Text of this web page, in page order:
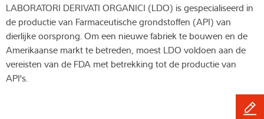
LABORATORI DERIVATI ORGANICI (LDO) is gespecialiseerd in
de productie van Farmaceutische grondstoffen (API) van
dierlijke oorsprong. Om een nieuwe fabriek te bouwen en de
Amerikaanse markt te betreden, moest LDO voldoen aan de
vereisten van de FDA met betrekking tot de productie van
API's.